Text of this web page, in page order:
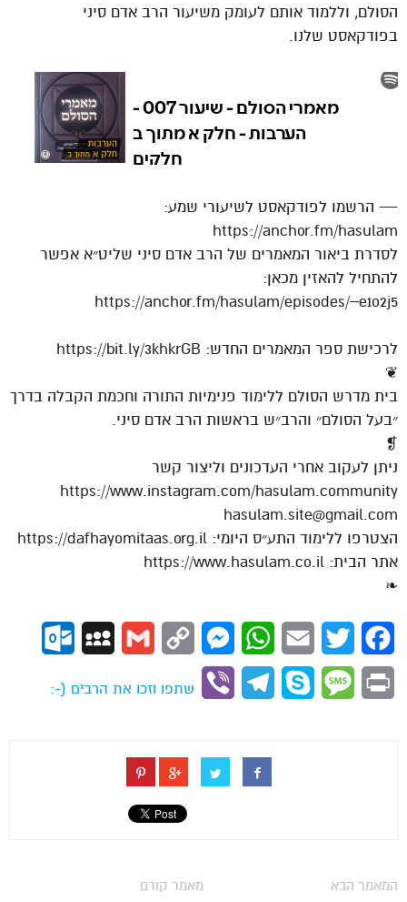
הסולם, וללמוד אותם לעומק משיעור הרב אדם סיני
בפודקאסט שלנו.
— הרשמו לפודקאסט לשיעורי שמע:
https://anchor.fm/hasulam
לסדרת ביאור המאמרים של הרב אדם סיני שליט״א אפשר
להתחיל להאזין מכאן:
https://anchor.fm/hasulam/episodes/–e1o2j5
לרכישת ספר המאמרים החדש: https://bit.ly/3khkrGB
❦
בית מדרש הסולם ללימוד פנימיות התורה וחכמת הקבלה בדרך
״בעל הסולם״ והרב״ש בראשות הרב אדם סיני.
❡
ניתן לעקוב אחרי העדכונים וליצור קשר
https://www.instagram.com/hasulam.community
hasulam.site@gmail.com
הצטרפו ללימוד התע״ס היומי: https://dafhayomitaas.org.il
אתר הבית: https://www.hasulam.co.il
❧
Facebook
Twitter
Email
WhatsApp
Messenger
Copy
Gmail
MySpace
Print
Message
Skype
Telegram
Viber
שתפו וזכו את הרבים (-:
מאמר קודם
המאמר הבא